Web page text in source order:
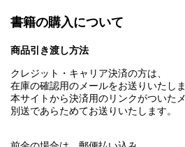
書籍の購入について
商品引き渡し方法
クレジット・キャリア決済の方は、
在庫の確認用のメールをお送りいたしま
本サイトから決済用のリンクがついた
別送であらためてお送りいたします。